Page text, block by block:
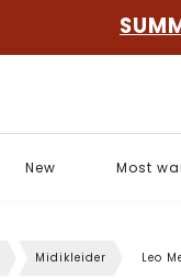
New Most
Midikleider Leo